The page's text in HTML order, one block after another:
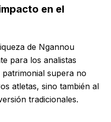
en el
de Ngannou
para los analistas
supera no
atletas, sino también al
tradicionales.